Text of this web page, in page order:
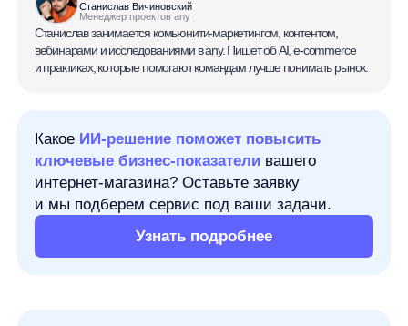
КакоеИИ-решение поможет повысить
ключевые бизнес-показателивашего
интернет-магазина? Оставьте заявку
Гистограмма в Excel помогает увидеть, как
распределяются числовые значения:
их больше, где меньше и в какие интервалы